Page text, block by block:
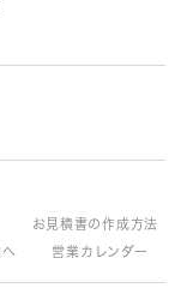
お見積書の作成方法
営業カレンダー